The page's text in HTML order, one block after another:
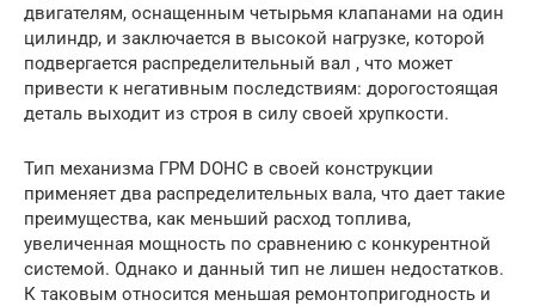
двигателям, оснащенным четырьмя клапанами на один
цилиндр, и заключается в высокой нагрузке, которой
подвергается распределительный вал , что может
привести к негативным последствиям: дорогостоящая
деталь выходит из строя в силу своей хрупкости.
Тип механизма ГРМ DOHC в своей конструкции
применяет два распределительных вала, что дает такие
преимущества, как меньший расход топлива,
увеличенная мощность по сравнению с конкурентной
системой. Однако и данный тип не лишен недостатков.
К таковым относится меньшая ремонтопригодность и